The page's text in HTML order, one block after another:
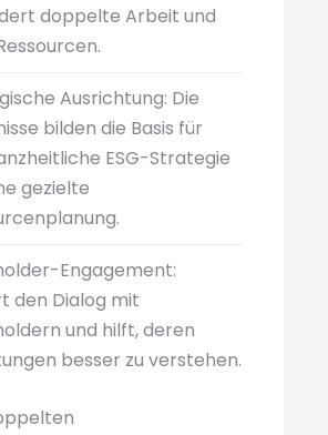
doppelte Arbeit und
Ausrichtung: Die
bilden die Basis für
ESG-Strategie
gezielte
Engagement:
den Dialog mit
und hilft, deren
besser zu verstehen.